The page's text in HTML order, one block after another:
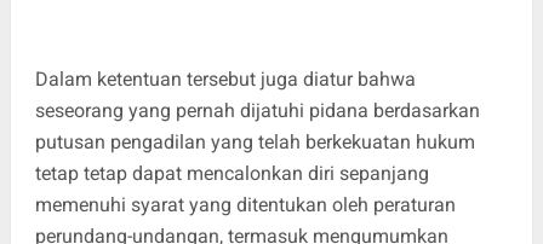
Dalam ketentuan tersebut juga diatur bahwa
seseorang yang pernah dijatuhi pidana berdasarkan
putusan pengadilan yang telah berkekuatan hukum
tetap tetap dapat mencalonkan diri sepanjang
memenuhi syarat yang ditentukan oleh peraturan
perundang-undangan, termasuk mengumumkan